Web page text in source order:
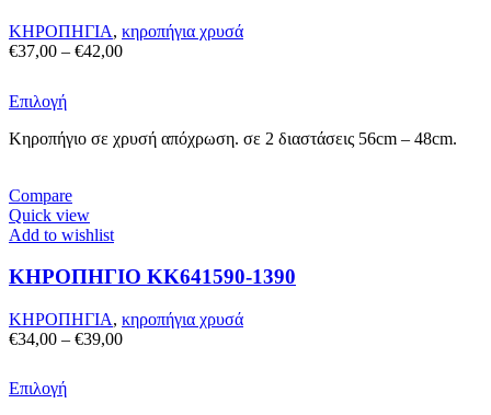
σελίδα
του
ΚΗΡΟΠΗΓΙΑ, κηροπήγια χρυσά
€37,00 – €42,00Price
€42,00
ΕπιλογήΑυτό
προϊόν
παραλλαγές.
Οι
επιλογές
να
στη
σελίδα
Κηροπήγιο σε χρυσή απόχρωση. σε 2 διαστάσεις 56cm – 48cm.
Compare
Quick view
Add to wishlist
ΚΗΡΟΠΗΓΙΟ KK641590-1390
ΚΗΡΟΠΗΓΙΑ, κηροπήγια χρυσά
€34,00 – €39,00Price
ΕπιλογήΑυτό